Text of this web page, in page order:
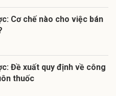
Cơ chế nào cho việc bán
Đề xuất quy định về công
thuốc